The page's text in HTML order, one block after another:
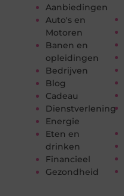
Aanbiedingen
Auto's en
Motoren
Banen en
opleidingen
Bedrijven
Blog
Cadeau
Dienstverlening
Energie
Eten en
drinken
Financieel
Gezondheid